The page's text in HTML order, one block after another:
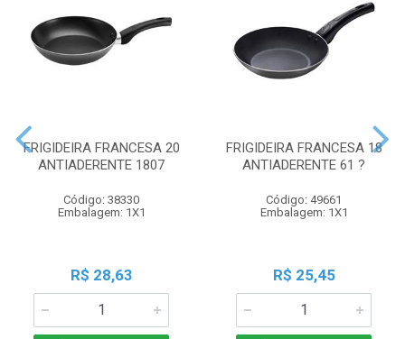
FRIGIDEIRA FRANCESA 20
ANTIADERENTE 1807
Código: 38330
Embalagem: 1X1
R$ 28,63
FRIGIDEIRA FRANCESA 18
ANTIADERENTE 61 ?
Código: 49661
Embalagem: 1X1
R$ 25,45